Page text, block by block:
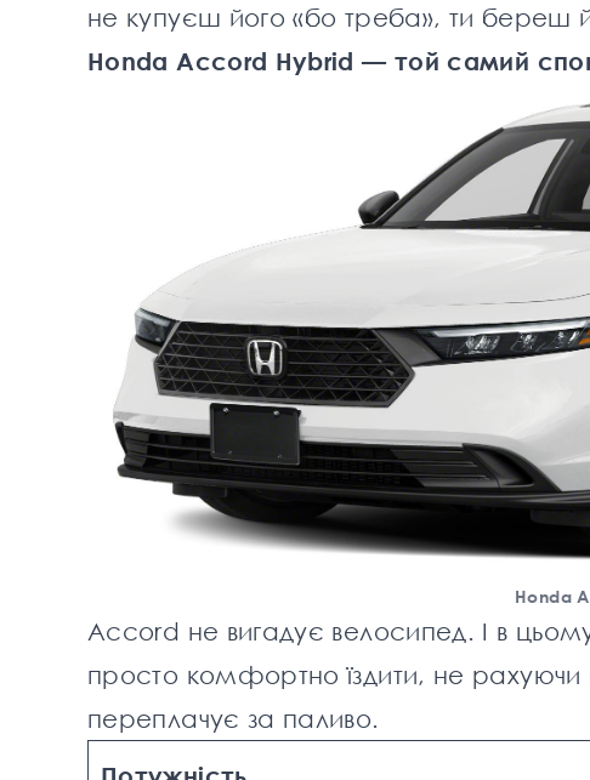
не купуєш його «бо треба», ти береш
Honda Accord Hybrid — той самий
Honda
Accord не вигадує велосипед. І в
просто комфортно їздити, не
переплачує за паливо.